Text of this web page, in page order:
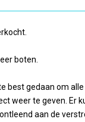
boten.
best gedaan om
weer te geven. Er
aan de